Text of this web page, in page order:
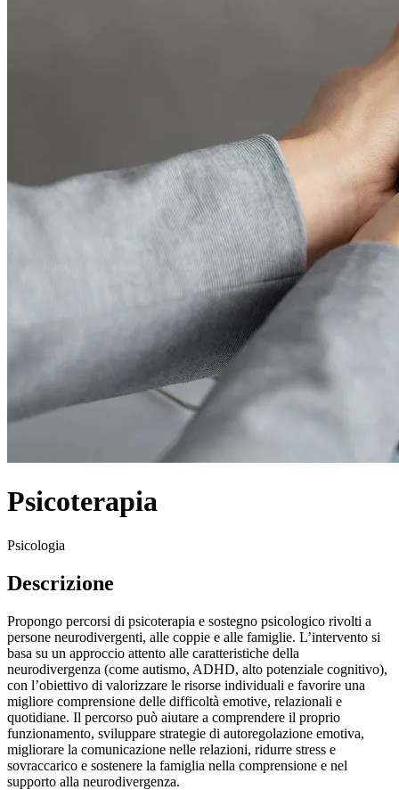
Psicoterapia
Psicologia
Descrizione
Propongo percorsi di psicoterapia e sostegno psicologico rivolti a
persone neurodivergenti, alle coppie e alle famiglie. L’intervento si
basa su un approccio attento alle caratteristiche della
neurodivergenza (come autismo, ADHD, alto potenziale cognitivo),
con l’obiettivo di valorizzare le risorse individuali e favorire una
migliore comprensione delle difficoltà emotive, relazionali e
quotidiane. Il percorso può aiutare a comprendere il proprio
funzionamento, sviluppare strategie di autoregolazione emotiva,
migliorare la comunicazione nelle relazioni, ridurre stress e
sovraccarico e sostenere la famiglia nella comprensione e nel
supporto alla neurodivergenza.